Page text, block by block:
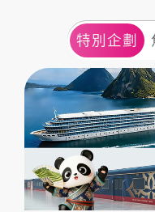
特別企劃